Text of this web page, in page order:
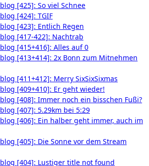
[425]: So viel Schnee
[424]: TGIF
[423]: Entlich Regen
[417-422]: Nachtrab
[415+416]: Alles auf 0
[413+414]: 2x Bonn zum Mitnehmen
[411+412]: Merry SixSixSixmas
[409+410]: Er geht wieder!
[408]: Immer noch ein bisschen Fußi?
[407]: 5.29km bei 5:29
[406]: Ein halber geht immer, auch im
[405]: Die Sonne vor dem Stream
[404]: Lustiger title not found